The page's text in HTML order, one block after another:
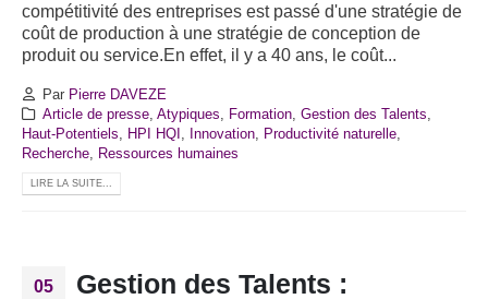
compétitivité des entreprises est passé d'une stratégie de
coût de production à une stratégie de conception de
produit ou service.En effet, il y a 40 ans, le coût...
Par Pierre DAVEZE
Article de presse, Atypiques, Formation, Gestion des Talents,
Haut-Potentiels, HPI HQI , Innovation, Productivité naturelle,
Recherche, Ressources humaines
LIRE LA SUITE...
05
Gestion des Talents :